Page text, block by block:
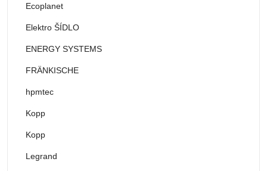
Ecoplanet
Elektro ŠÍDLO
ENERGY SYSTEMS
FRÄNKISCHE
hpmtec
Kopp
Kopp
Legrand